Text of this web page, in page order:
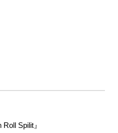
Spilit』